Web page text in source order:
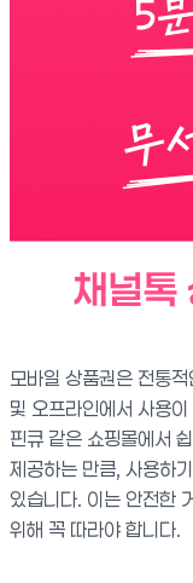
모바일 상품권은 전통
및 오프라인에서 사용
핀큐 같은 쇼핑몰에서
제공하는 만큼, 사용하
있습니다. 이는 안전한
위해 꼭 따라야 합니다.